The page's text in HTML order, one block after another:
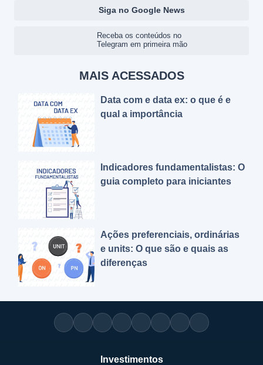
Siga no Google News
Receba os conteúdos no
Telegram em primeira mão
MAIS ACESSADOS
Data com e data ex: o que é e
qual a importância
Indicadores fundamentalistas: O
guia completo para iniciantes
Ações preferenciais, ordinárias
e units: O que são e quais as
diferenças
Investimentos